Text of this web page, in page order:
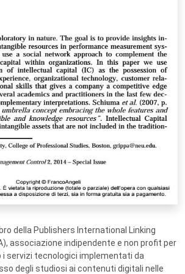
della Publishers International Linking
associazione indipendente e non profit per
servizi tecnologici implementati da
degli studiosi ai contenuti digitali nelle